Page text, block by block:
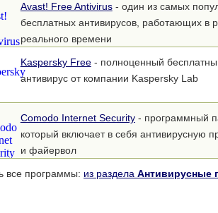
Avast! Free Antivirus- один из самых
бесплатных антивирусов, работающих в
реального времени
Kaspersky Free- полноценный
антивирус от компании Kaspersky Lab
Comodo Internet Security- программный
который включает в себя антивирусную
и файервол
все программы: из раздела Антивирусные